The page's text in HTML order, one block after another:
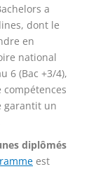
a
dont le
en
national
6 (Bac +3/4),
compétences
garantit un
diplômés
est